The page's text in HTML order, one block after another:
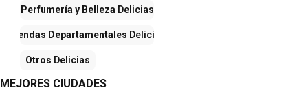
Perfumería y Belleza Delicias
Tiendas Departamentales Delicias
Otros Delicias
MEJORES CIUDADES